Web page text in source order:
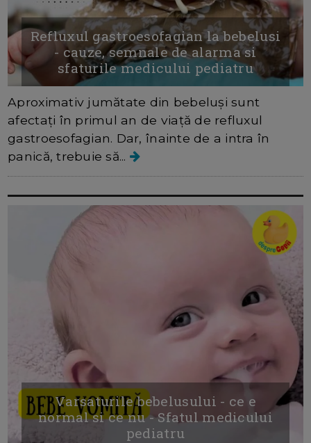
Refluxul gastroesofagian la bebelusi
- cauze, semnale de alarma si
sfaturile medicului pediatru
Aproximativ jumătate din bebeluși sunt
afectați în primul an de viață de refluxul
gastroesofagian. Dar, înainte de a intra în
panică, trebuie să...
Varsaturile bebelusului - ce e
normal si ce nu - Sfatul medicului
pediatru